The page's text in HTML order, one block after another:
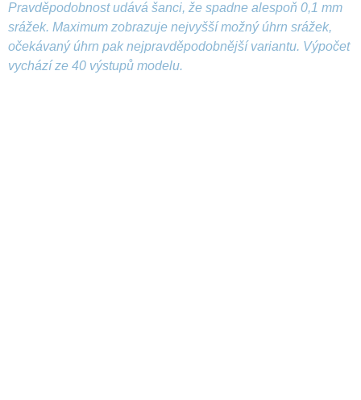
Pravděpodobnost udává šanci, že spadne alespoň 0,1 mm
srážek. Maximum zobrazuje nejvyšší možný úhrn srážek,
očekávaný úhrn pak nejpravděpodobnější variantu. Výpočet
vychází ze 40 výstupů modelu.